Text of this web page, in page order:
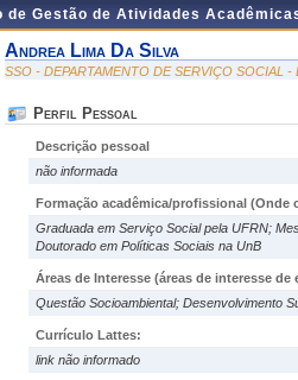
de Gestão de Atividades
Andrea Lima Da Silva
SSO - DEPARTAMENTO DE SERVIÇO SOCIAL -
Perfil Pessoal
Descrição pessoal
não informada
Formação acadêmica/profissional
Graduada em Serviço Social pela UFRN;
Doutorado em Políticas Sociais na UnB
Áreas de Interesse (áreas de interesse de
Questão Socioambiental; Desenvolvimento
Currículo Lattes:
link não informado